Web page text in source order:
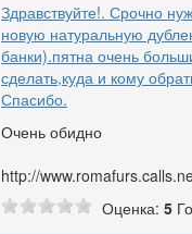
Здравствуйте!. Срочно
новую натуральную
банки).пятна очень
сделать,куда и кому
Спасибо.
Очень обидно
http://
Оценка: 5